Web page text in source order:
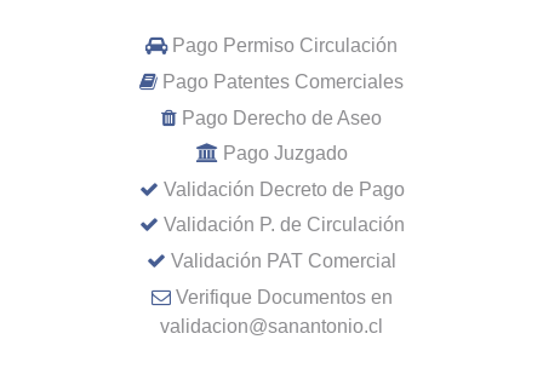
Pago Permiso Circulación
Pago Patentes Comerciales
Pago Derecho de Aseo
Pago Juzgado
Validación Decreto de Pago
Validación P. de Circulación
Validación PAT Comercial
Verifique Documentos en
validacion@sanantonio.cl